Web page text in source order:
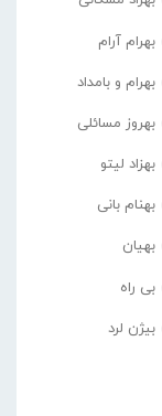
بهرام آرام
بهرام و بامداد
بهروز مسائلی
بهزاد لیتو
بهنام بانی
بهیان
بی راه
بیژن لرد